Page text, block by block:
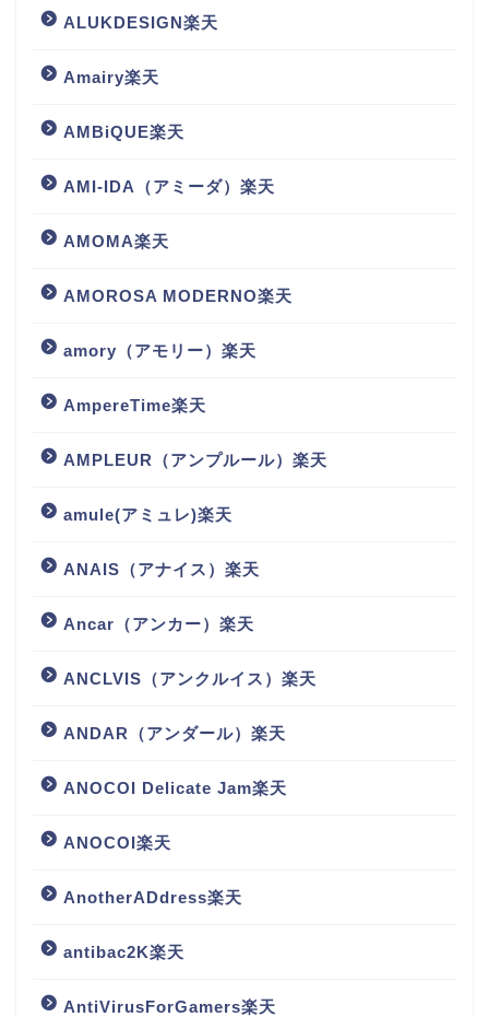
ALUKDESIGN楽天
Amairy楽天
AMBiQUE楽天
AMI-IDA（アミーダ）楽天
AMOMA楽天
AMOROSA MODERNO楽天
amory（アモリー）楽天
AmpereTime楽天
AMPLEUR（アンプルール）楽天
amule(アミュレ)楽天
ANAIS（アナイス）楽天
Ancar（アンカー）楽天
ANCLVIS（アンクルイス）楽天
ANDAR（アンダール）楽天
ANOCOI Delicate Jam楽天
ANOCOI楽天
AnotherADdress楽天
antibac2K楽天
AntiVirusForGamers楽天